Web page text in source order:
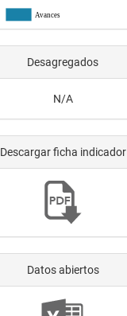
Avances
Desagregados
N/A
Descargar ficha indicador
Datos abiertos